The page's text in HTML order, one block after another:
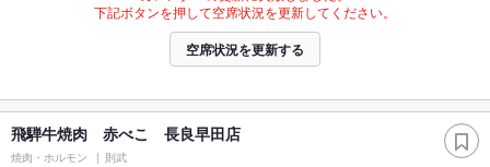
下記ボタンを押して空席状況を更新してください。
空席状況を更新する
飛騨牛焼肉 赤べこ 長良早田店
焼肉・ホルモン 則武